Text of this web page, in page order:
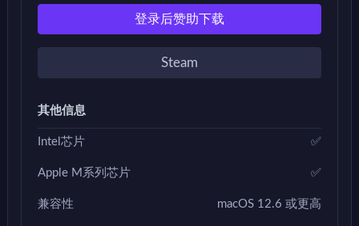
登录后赞助下载
Steam
其他信息
Intel芯片 ✅
Apple M系列芯片 ✅
兼容性 macOS 12.6 或更高